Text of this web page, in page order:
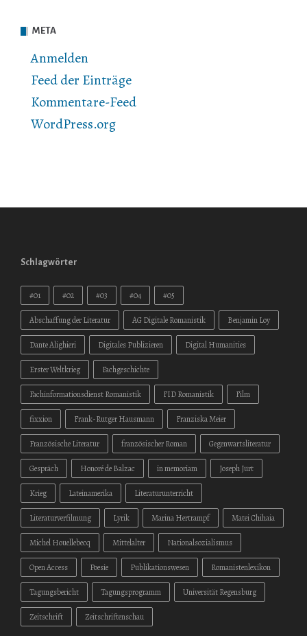
META
Anmelden
Feed der Einträge
Kommentare-Feed
WordPress.org
Schlagwörter
#01 #02 #03 #04 #05
Abschaffung der Literatur AG Digitale Romanistik Benjamin Loy
Dante Alighieri Digitales Publizieren Digital Humanities
Erster Weltkrieg Fachgeschichte
Fachinformationsdienst Romanistik FID Romanistik Film
fixxion Frank-Rutger Hausmann Franziska Meier
Französische Literatur französischer Roman Gegenwartsliteratur
Gespräch Honoré de Balzac in memoriam Joseph Jurt
Krieg Lateinamerika Literaturunterricht
Literaturverfilmung Lyrik Marina Hertrampf Matei Chihaia
Michel Houellebecq Mittelalter Nationalsozialismus
Open Access Poesie Publikationswesen Romanistenlexikon
Tagungsbericht Tagungsprogramm Universität Regensburg
Zeitschrift Zeitschriftenschau